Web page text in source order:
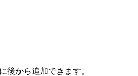
後から追加できます。